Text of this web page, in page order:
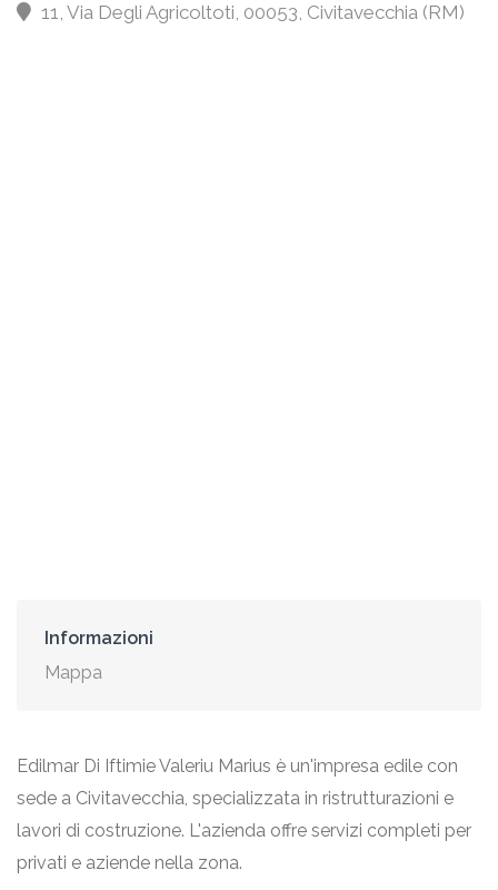
11, Via Degli Agricoltoti, 00053, Civitavecchia (RM)
Informazioni
Mappa
Edilmar Di Iftimie Valeriu Marius è un'impresa edile con
sede a Civitavecchia, specializzata in ristrutturazioni e
lavori di costruzione. L'azienda offre servizi completi per
privati e aziende nella zona.